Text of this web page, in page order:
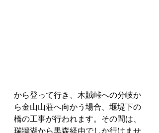
から登って行き、木賊峠への分岐か
ら金山山荘へ向かう場合、堰堤下の
橋の工事が行われます。その間は、
瑞牆湖から黒森経由でしか行けませ